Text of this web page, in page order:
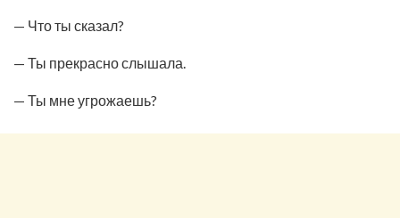
— Что ты сказал?
— Ты прекрасно слышала.
— Ты мне угрожаешь?